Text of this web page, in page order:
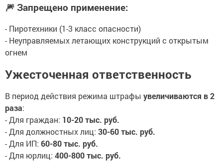
🎆 Запрещено применение:
- Пиротехники (1-3 класс опасности)
- Неуправляемых летающих конструкций с открытым
огнем
Ужесточенная ответственность
В период действия режима штрафы увеличиваются в 2
раза:
- Для граждан: 10-20 тыс. руб.
- Для должностных лиц: 30-60 тыс. руб.
- Для ИП: 60-80 тыс. руб.
- Для юрлиц: 400-800 тыс. руб.